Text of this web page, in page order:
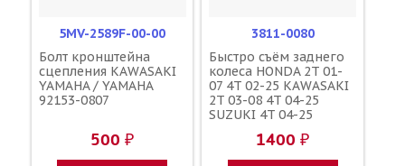
5MV-2589F-00-00
Болт кронштейна
сцепления KAWASAKI
YAMAHA / YAMAHA
92153-0807
500 ₽
3811-0080
Быстро съём заднего
колеса HONDA 2T 01-
07 4T 02-25 KAWASAKI
2T 03-08 4T 04-25
SUZUKI 4T 04-25
09-25 / MOOSE RACING
1400 ₽